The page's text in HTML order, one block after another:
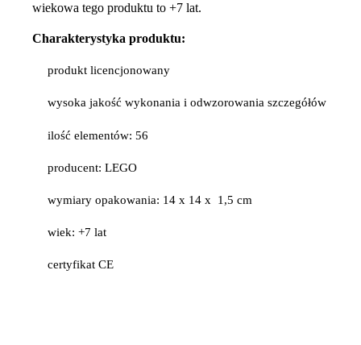
wiekowa tego produktu to +7 lat.
Charakterystyka produktu:
produkt licencjonowany
wysoka jakość wykonania i odwzorowania szczegółów
ilość elementów: 56
producent: LEGO
wymiary opakowania: 14 x 14 x 1,5 cm
wiek: +7 lat
certyfikat CE